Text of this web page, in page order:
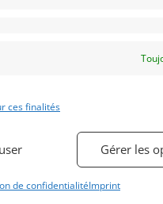
ces finalités
Gérer les
de confidentialitéImprint